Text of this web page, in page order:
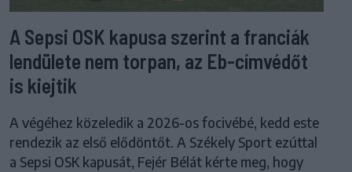
A Sepsi OSK kapusa szerint a franciák
lendülete nem torpan, az Eb-címvédőt
is kiejtik
A végéhez közeledik a 2026-os focivébé, kedd este
rendezik az első elődöntőt. A Székely Sport ezúttal
a Sepsi OSK kapusát, Fejér Bélát kérte meg, hogy